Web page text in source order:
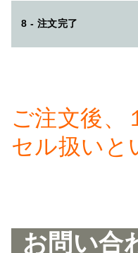
8 - 注文完了
ご注文後、
セル扱いと
お問い合